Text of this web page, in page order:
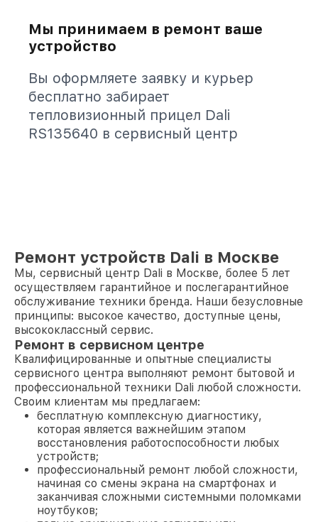
Мы принимаем в ремонт ваше
устройство
Вы оформляете заявку и курьер
бесплатно забирает
тепловизионный прицел Dali
RS135640 в сервисный центр
Ремонт устройств Dali в Москве
Мы, сервисный центр Dali в Москве, более 5 лет
осуществляем гарантийное и послегарантийное
обслуживание техники бренда. Наши безусловные
принципы: высокое качество, доступные цены,
высококлассный сервис.
Ремонт в сервисном центре
Квалифицированные и опытные специалисты
сервисного центра выполняют ремонт бытовой и
профессиональной техники Dali любой сложности.
Своим клиентам мы предлагаем:
бесплатную комплексную диагностику,
которая является важнейшим этапом
восстановления работоспособности любых
устройств;
профессиональный ремонт любой сложности,
начиная со смены экрана на смартфонах и
заканчивая сложными системными поломками
ноутбуков;